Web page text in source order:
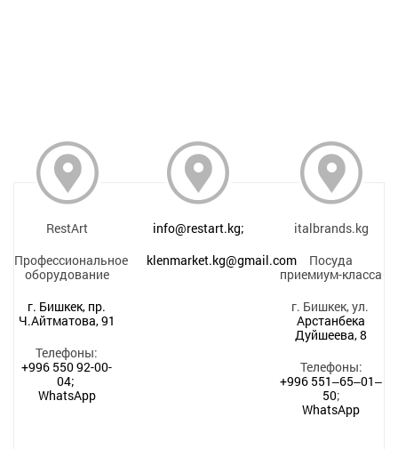
RestArt
Профессиональное
оборудование
г. Бишкек, пр.
Ч.Айтматова, 91
Телефоны:
+996 550 92-00-
04;
WhatsApp
info@restart.kg;
klenmarket.kg@gmail.com
italbrands.kg
Посуда
приемиум-класса
г. Бишкек, ул.
Арстанбека
Дуйшеева, 8
Телефоны:
+996 551‒65‒01‒
50;
WhatsApp